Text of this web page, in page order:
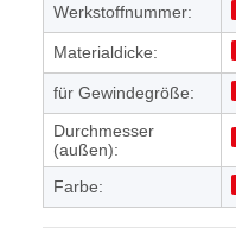
Werkstoffnummer:
Materialdicke:
für Gewindegröße:
Durchmesser
(außen):
Farbe: